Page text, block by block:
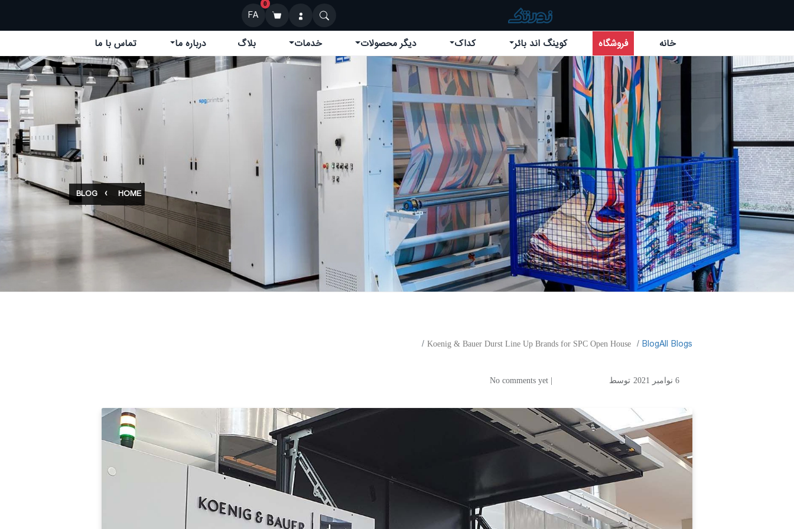
0
FA
خانه
فروشگاه کوینگ اند بائر کداک دیگر محصولات خدمات بلاگ درباره ما تماس با ما
HOME
BLOG
All Blogs
​Blog
Koenig & Bauer Durst Line Up Brands for SPC Open House
Koenig & Bauer Durst Line Up Brands for SPC Open House
6 نوامبر 2021 توسط